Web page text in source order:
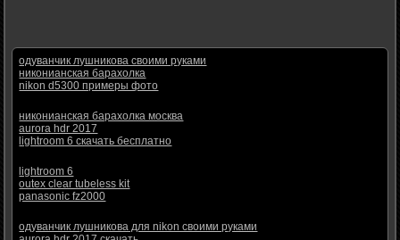
одуванчик лушникова своими руками
никонианская барахолка
nikon d5300 примеры фото
никонианская барахолка москва
aurora hdr 2017
lightroom 6 скачать бесплатно
lightroom 6
outex clear tubeless kit
panasonic fz2000
одуванчик лушникова для nikon своими руками